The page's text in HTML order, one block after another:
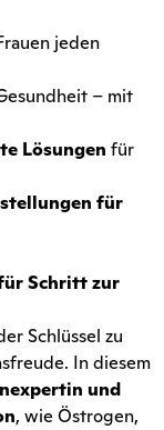
jeden
– mit
Lösungen für
für
Schritt zur
Schlüssel zu
In diesem
und
, wie Östrogen,